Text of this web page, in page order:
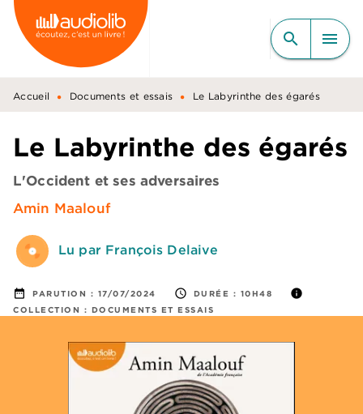
MENU RECHERCHE
CONTENU
PIED DE PAGE
search menu
Accueil • Documents et essais • Le Labyrinthe des égarés
Le Labyrinthe des égarés
L'Occident et ses adversaires
Amin Maalouf
Lu par François Delaive
date_range PARUTION : 17/07/2024 access_time DURÉE : 10H48 info
COLLECTION : DOCUMENTS ET ESSAIS